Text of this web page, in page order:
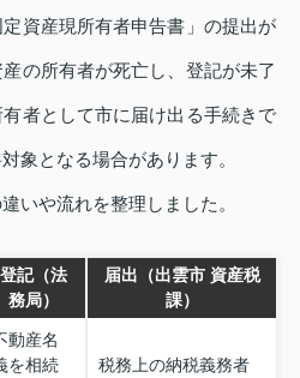
定資産現所有者申告書」の提出が
の所有者が死亡し、登記が未了
者として市に届け出る手続きで
象となる場合があります。
いや流れを整理しました。
登記（法
務局）
届出（出雲市 資産税
課）
動産名
を相続
税務上の納税義務者